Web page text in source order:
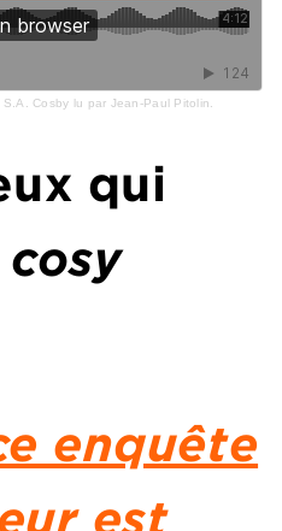
Cosby lu par Jean-Paul Pitolin.
qui
cosy
enquête
est